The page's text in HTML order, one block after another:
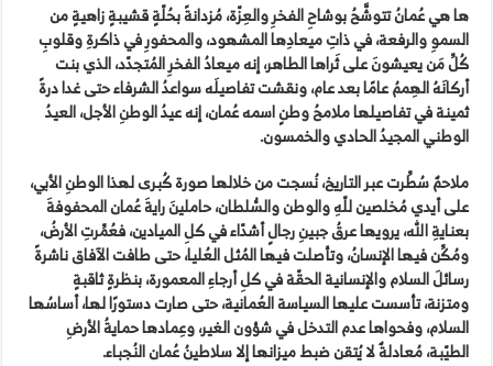
ها هي عُمانُ تتوشَّحُ بوشاحِ الفخرِ والعِزّة، مُزدانةً بحُلّةٍ قشيبةٍ زاهيةٍ من
السموِ والرفعة، في ذاتِ ميعادِها المشهود، والمحفورِ في ذاكرةِ وقلوبِ
كُلِّ مَن يعيشونَ على ثَراها الطاهر، إنه ميعادُ الفخرِ المُتجدّد، الذي بنت
أركانَهُ الهِممُ عامًا بعد عام، ونقشت تفاصيلَه سواعدُ الشرفاء حتى غدا درةً
ثمينة في تفاصيلها ملامحُ وطنٍ اسمه عُمان، إنه عيدُ الوطنِ الأجل، العيدُ
الوطني المجيدُ الحادي والخمسون.
ملاحمٌ سُطِّرت عبر التاريخ، نُسجت من خلالها صورة كُبرى لهذا الوطنِ الأبي،
على أيدي مُخلصين للّهِ والوطن والسُّلطان، حاملينَ رايةَ عُمان المحفوفةَ
بعنايةِ الله، يرويها عرقُ جبينِ رجالٍ أشدّاء في كلِ الميادين، فعُمِّرتِ الأرضُ،
ومُكِّن فيها الإنسانُ، وتأصلت فيها المُثل العُليا، حتى طافت الآفاق ناشرةً
رسائلَ السلام والإنسانية الحقّة في كلِ أرجاءِ المعمورة، بنظرةٍ ثاقبةٍ
ومتزنة، تأسست عليها السياسة العُمانية، حتى صارت دستورًا لها، أساسُها
السلام، وفحواها عدم التدخل في شؤون الغير، وعِمادها حمايةُ الأرضِ
الطيّبة، مُعادلةٌ لا يُتقن ضبط ميزانها إلا سلاطينُ عُمان النُجباء.